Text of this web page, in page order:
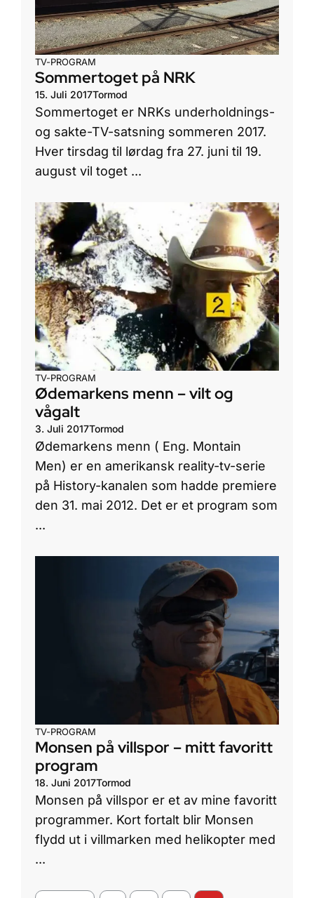
TV-PROGRAM
Sommertoget på NRK
15. Juli 2017Tormod
Sommertoget er NRKs underholdnings-
og sakte-TV-satsning sommeren 2017.
Hver tirsdag til lørdag fra 27. juni til 19.
august vil toget ...
TV-PROGRAM
Ødemarkens menn – vilt og
vågalt
3. Juli 2017Tormod
Ødemarkens menn ( Eng. Montain
Men) er en amerikansk reality-tv-serie
på History-kanalen som hadde premiere
den 31. mai 2012. Det er et program som
...
TV-PROGRAM
Monsen på villspor – mitt favoritt
program
18. Juni 2017Tormod
Monsen på villspor er et av mine favoritt
programmer. Kort fortalt blir Monsen
flydd ut i villmarken med helikopter med
...